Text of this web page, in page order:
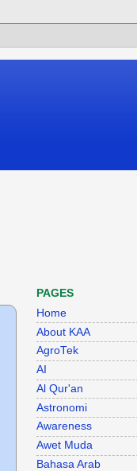
PAGES
Home
About KAA
AgroTek
AI
Al Qur'an
Astronomi
Awareness
Awet Muda
Bahasa Arab